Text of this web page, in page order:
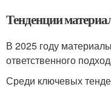
Тенденции
В 2025 году
ответственного
Среди ключевых